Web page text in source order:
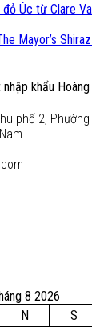
đỏ Úc từ Clare
Mayor’s
khẩu Hoàng
phố 2,
8 2026
N S